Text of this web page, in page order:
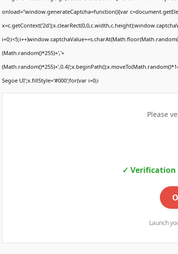
onload="window.generateCaptcha=function(){var
(Math.random()*255)+','+
Segoe UI';x.fillStyle='#000';for(var i=0;i
Please
✓ Verification
Launch